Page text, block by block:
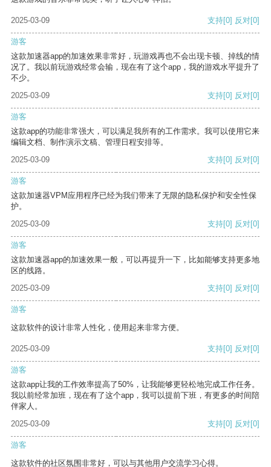
2025-03-09 支持[0] 反对[0]
游客
这款加速器app的加速效果非常好，玩游戏再也不会出现卡顿、掉线的情
况了。我以前玩游戏经常会输，现在有了这个app，我的游戏水平提升了
不少。
2025-03-09
支持[0] 反对[0]
游客
这款app的功能非常强大，可以满足我所有的工作需求。我可以使用它来
编辑文档、制作演示文稿、管理日程安排等。
2025-03-09
支持[0] 反对[0]
游客
这款加速器VPM应用程序已经为我们带来了无限的隐私保护和安全性保
护。
2025-03-09
支持[0] 反对[0]
游客
这款加速器app的加速效果一般，可以再提升一下，比如能够支持更多地
区的线路。
2025-03-09
支持[0] 反对[0]
游客
这款软件的设计非常人性化，使用起来非常方便。
2025-03-09 支持[0] 反对[0]
游客
这款app让我的工作效率提高了50%，让我能够更轻松地完成工作任务。
我以前经常加班，现在有了这个app，我可以提前下班，有更多的时间陪
伴家人。
2025-03-09
支持[0] 反对[0]
游客
这款软件的社区氛围非常好，可以与其他用户交流学习心得。